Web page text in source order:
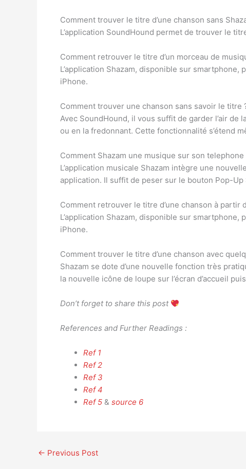
Comment trouver le titre d’une chanson sans
L’application SoundHound permet de trouver le
Comment retrouver le titre d’un morceau de
L’application Shazam, disponible sur
iPhone.
Comment trouver une chanson sans savoir le titre
Avec SoundHound, il vous suffit de garder l’air de
ou en la fredonnant. Cette fonctionnalité s’étend
Comment Shazam une musique sur son telephone
L’application musicale Shazam intègre une
application. Il suffit de peser sur le bouton Pop-
Comment retrouver le titre d’une chanson à partir
L’application Shazam, disponible sur
iPhone.
Comment trouver le titre d’une chanson avec
Shazam se dote d’une nouvelle fonction très
la nouvelle icône de loupe sur l’écran d’accueil
Don’t forget to share this post
References and Further Readings :
Ref 1
Ref 2
Ref 3
Ref 4
Ref 5 & source 6
← Previous Post